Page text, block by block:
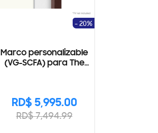
Marco personalizable
(VG-SCFA) para The
RD$ 5,995.00
RD$ 7,494.99
- 20%